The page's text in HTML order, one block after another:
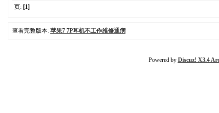
页: [1]
查看完整版本: 苹果7 7P耳机不工作维修通病
Powered by Discuz! X3.4